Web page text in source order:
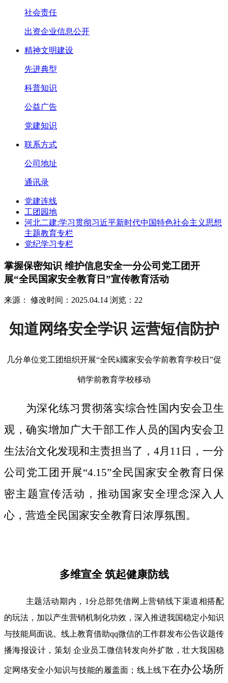
社会责任
出资企业信息公开
精神文明建设
先进典型
科普知识
公益广告
党建知识
联系方式
公司地址
通讯录
党建连线
工团园地
河北二建:学习贯彻习近平新时代中国特色社会主义思想
主题教育专栏
党纪学习专栏
掌握保密知识 维护信息安全一分公司党工团开
展“全民国家安全教育日”宣传教育活动
来源： 修改时间：2025.04.14 浏览：22
知道网络安全学识 运营短信防护
几分单位党工团组织开展“全民k國家安会学前教育学校日”促
销学前教育学校移动
为深化练习贯彻落实综合性国内安会卫生
观，确实增加广大干部工作人员的国内安会卫
生法治文化发现和主责担当了，4月11日，一分
公司党工团开展“4.15”全民国家安全教育日保
密主题宣传活动，推动国家安全理念深入人
心，营造全民国家安全教育日浓厚氛围。
多维宣全 筑起健康防线
主题活动期内，1分总部凭借网上营销线下渠道相搭配
的玩法，加以产生营销机制化功效，深入推进我国稳定小知识
与技能局面说。线上教育借助qq微信的工作群发布公告议题传
播海报设计，策划 企业员工微信转发向外扩散，壮大我国稳
定网络安全小知识与技能的履盖面；线上线下在办公场所